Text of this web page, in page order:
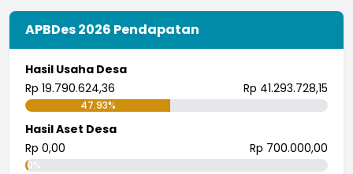
APBDes 2026 Pendapatan
Hasil Usaha Desa
Rp 19.790.624,36
Rp 41.293.728,15
47.93%
Hasil Aset Desa
Rp 0,00
Rp 700.000,00
0%